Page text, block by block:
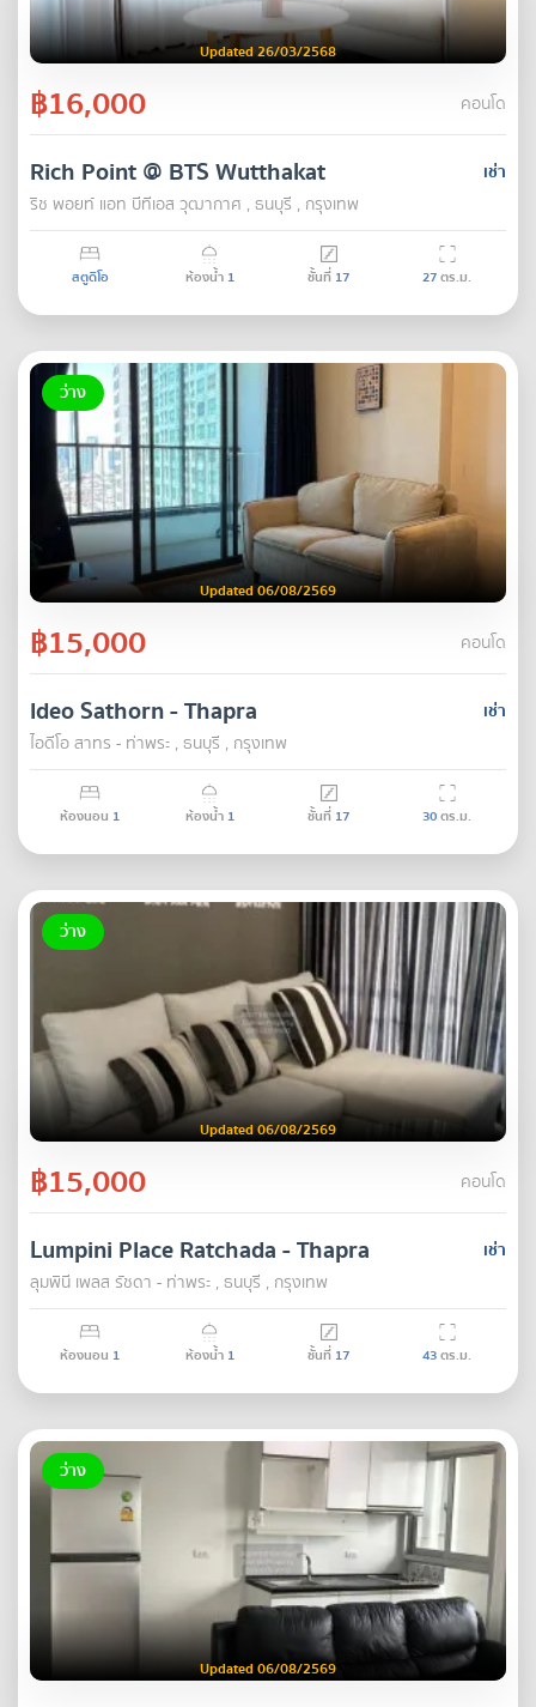
Updated 26/03/2568
฿16,000 คอนโด
เช่า
Rich Point @ BTS Wutthakat
ริช พอยท์ แอท บีทีเอส วุฒากาศ , ธนบุรี , กรุงเทพ
สตูดิโอ ห้องน้ำ 1 ชั้นที่ 17 27ตร.ม.
ว่าง
Updated 06/08/2569
฿15,000 คอนโด
เช่า
Ideo Sathorn - Thapra
ไอดีโอ สาทร - ท่าพระ , ธนบุรี , กรุงเทพ
ห้องนอน 1 ห้องน้ำ 1 ชั้นที่ 17 30ตร.ม.
ว่าง
Updated 06/08/2569
฿15,000 คอนโด
เช่า
Lumpini Place Ratchada - Thapra
ลุมพินี เพลส รัชดา - ท่าพระ , ธนบุรี , กรุงเทพ
ห้องนอน 1 ห้องน้ำ 1 ชั้นที่ 17 43ตร.ม.
ว่าง
Updated 06/08/2569